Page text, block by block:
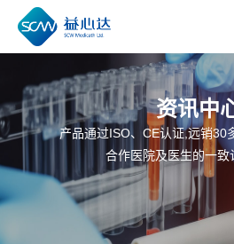
资讯中
产品通过ISO、CE认证,远销30
合作医院及医生的一致